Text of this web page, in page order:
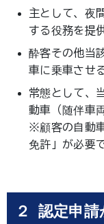
主として、夜
する役務を提
酔客その他当
車に乗車させ
常態として、
動車（随伴車
※顧客の自動
免許」が必要
２ 認定申